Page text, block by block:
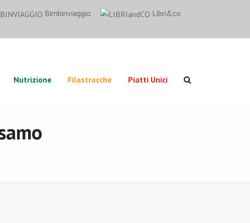
Bimbinviaggio
Libri&co
Nutrizione Filastrocche Piatti Unici